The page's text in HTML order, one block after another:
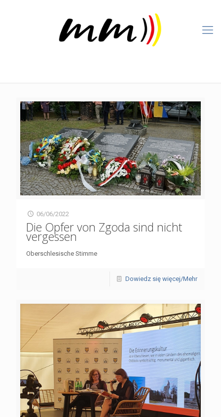
06/06/2022
Die Opfer von Zgoda sind nicht
vergessen
Oberschlesische Stimme
Dowiedz się więcej/Mehr